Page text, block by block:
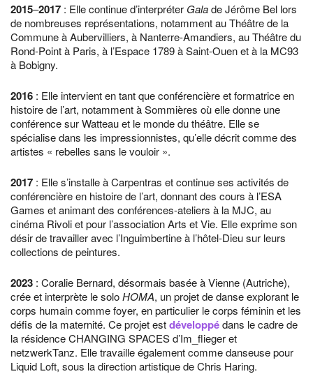
2015–2017 : Elle continue d’interpréter Galade Jérôme Bel lors
de nombreuses représentations, notamment au Théâtre de la
Commune à Aubervilliers, à Nanterre-Amandiers, au Théâtre du
Rond-Point à Paris, à l’Espace 1789 à Saint-Ouen et à la MC93
à Bobigny.
2016 : Elle intervient en tant que conférencière et formatrice en
histoire de l’art, notamment à Sommières où elle donne une
conférence sur Watteau et le monde du théâtre. Elle se
spécialise dans les impressionnistes, qu’elle décrit comme des
artistes « rebelles sans le vouloir ».
2017 : Elle s’installe à Carpentras et continue ses activités de
conférencière en histoire de l’art, donnant des cours à l’ESA
Games et animant des conférences-ateliers à la MJC, au
cinéma Rivoli et pour l’association Arts et Vie. Elle exprime son
désir de travailler avec l’Inguimbertine à l’hôtel-Dieu sur leurs
collections de peintures.
2023 : Coralie Bernard, désormais basée à Vienne (Autriche),
crée et interprète le soloHOMA, un projet de danse explorant le
corps humain comme foyer, en particulier le corps féminin et les
défis de la maternité. Ce projet estdéveloppédans le cadre de
la résidence CHANGING SPACES d’Im_flieger et
netzwerkTanz. Elle travaille également comme danseuse pour
Liquid Loft, sous la direction artistique de Chris Haring.